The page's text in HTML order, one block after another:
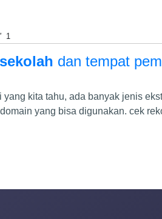
1
dan tempat
yang kita tahu, ada banyak jenis
yang bisa digunakan. cek